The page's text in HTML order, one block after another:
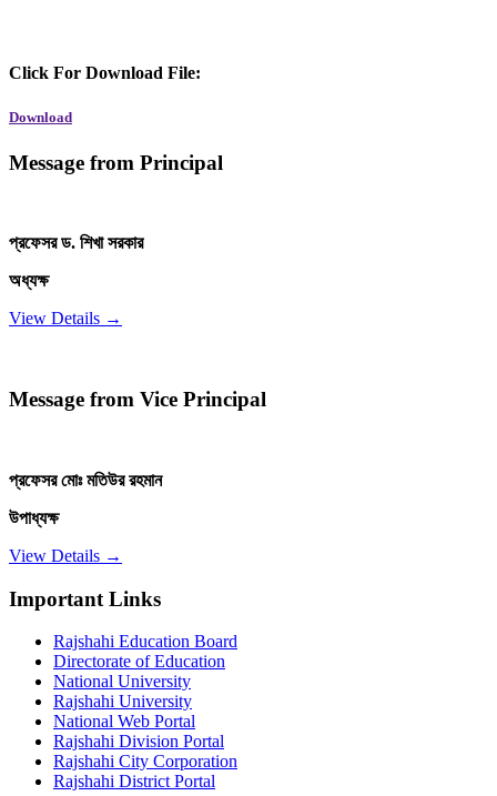
Click For Download File:
Download
Message from Principal
প্রফেসর ড. শিখা সরকার
অধ্যক্ষ
View Details →
Message from Vice Principal
প্রফেসর মোঃ মতিউর রহমান
উপাধ্যক্ষ
View Details →
Important Links
Rajshahi Education Board
Directorate of Education
National University
Rajshahi University
National Web Portal
Rajshahi Division Portal
Rajshahi City Corporation
Rajshahi District Portal